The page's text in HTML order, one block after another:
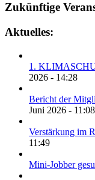
Zukünftige
Aktuelles:
1.
2026 - 14:28
Bericht der
Juni 2026 - 11:08
Verstärkung im
11:49
Mini-Jobber